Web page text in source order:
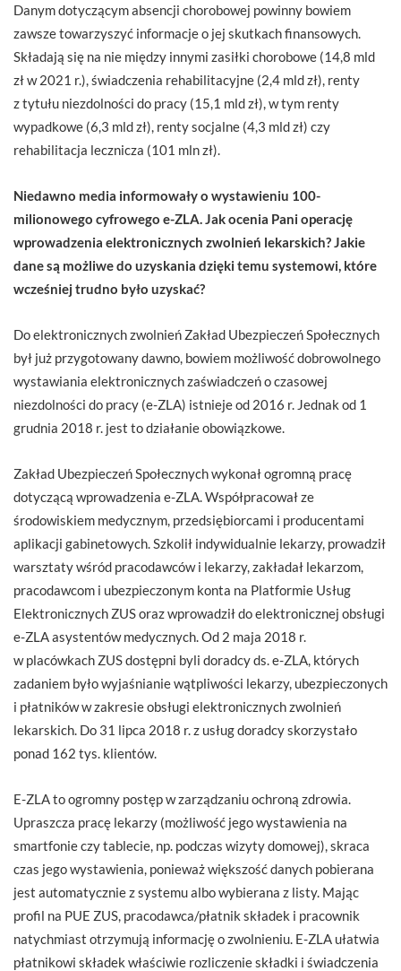
Danym dotyczącym absencji chorobowej powinny bowiem
zawsze towarzyszyć informacje o jej skutkach finansowych.
Składają się na nie między innymi zasiłki chorobowe (14,8 mld
zł w 2021 r.), świadczenia rehabilitacyjne (2,4 mld zł), renty
z tytułu niezdolności do pracy (15,1 mld zł), w tym renty
wypadkowe (6,3 mld zł), renty socjalne (4,3 mld zł) czy
rehabilitacja lecznicza (101 mln zł).
Niedawno media informowały o wystawieniu 100-
milionowego cyfrowego e-ZLA. Jak ocenia Pani operację
wprowadzenia elektronicznych zwolnień lekarskich? Jakie
dane są możliwe do uzyskania dzięki temu systemowi, które
wcześniej trudno było uzyskać?
Do elektronicznych zwolnień Zakład Ubezpieczeń Społecznych
był już przygotowany dawno, bowiem możliwość dobrowolnego
wystawiania elektronicznych zaświadczeń o czasowej
niezdolności do pracy (e-ZLA) istnieje od 2016 r. Jednak od 1
grudnia 2018 r. jest to działanie obowiązkowe.
Zakład Ubezpieczeń Społecznych wykonał ogromną pracę
dotyczącą wprowadzenia e-ZLA. Współpracował ze
środowiskiem medycznym, przedsiębiorcami i producentami
aplikacji gabinetowych. Szkolił indywidualnie lekarzy, prowadził
warsztaty wśród pracodawców i lekarzy, zakładał lekarzom,
pracodawcom i ubezpieczonym konta na Platformie Usług
Elektronicznych ZUS oraz wprowadził do elektronicznej obsługi
e-ZLA asystentów medycznych. Od 2 maja 2018 r.
w placówkach ZUS dostępni byli doradcy ds. e-ZLA, których
zadaniem było wyjaśnianie wątpliwości lekarzy, ubezpieczonych
i płatników w zakresie obsługi elektronicznych zwolnień
lekarskich. Do 31 lipca 2018 r. z usług doradcy skorzystało
ponad 162 tys. klientów.
E-ZLA to ogromny postęp w zarządzaniu ochroną zdrowia.
Upraszcza pracę lekarzy (możliwość jego wystawienia na
smartfonie czy tablecie, np. podczas wizyty domowej), skraca
czas jego wystawienia, ponieważ większość danych pobierana
jest automatycznie z systemu albo wybierana z listy. Mając
profil na PUE ZUS, pracodawca/płatnik składek i pracownik
natychmiast otrzymują informację o zwolnieniu. E-ZLA ułatwia
płatnikowi składek właściwie rozliczenie składki i świadczenia